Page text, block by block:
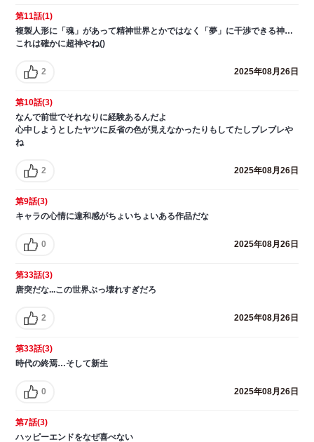
第11話(1)
複製人形に「魂」があって精神世界とかではなく「夢」に干渉できる神…
これは確かに超神やね()
2 2025年08月26日
第10話(3)
なんで前世でそれなりに経験あるんだよ
心中しようとしたヤツに反省の色が見えなかったりもしてたしブレブレや
ね
2 2025年08月26日
第9話(3)
キャラの心情に違和感がちょいちょいある作品だな
0 2025年08月26日
第33話(3)
唐突だな...この世界ぶっ壊れすぎだろ
2 2025年08月26日
第33話(3)
時代の終焉…そして新生
0 2025年08月26日
第7話(3)
ハッピーエンドをなぜ喜べない